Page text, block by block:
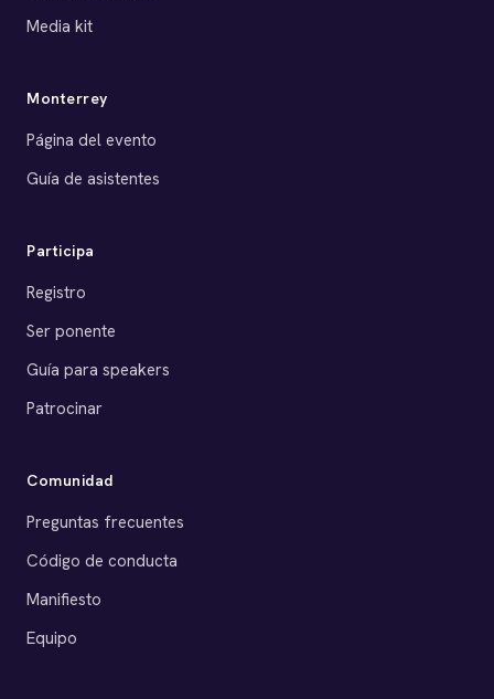
Media kit
Monterrey
Página del evento
Guía de asistentes
Participa
Registro
Ser ponente
Guía para speakers
Patrocinar
Comunidad
Preguntas frecuentes
Código de conducta
Manifiesto
Equipo